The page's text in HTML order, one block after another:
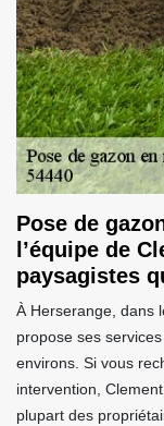
Pose de
l’équipe de
paysagistes
À Herserange, dans
propose ses
environs. Si vous
intervention,
plupart des